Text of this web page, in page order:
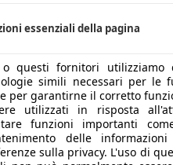
essenziali della pagina
o questi fornitori utilizziamo
simili necessari per le
per garantirne il corretto
utilizzati in risposta
funzioni importanti
delle
sulla privacy. L'uso di
urbano — oppure
offerte.
a guardare con
avvenuto in poco meno
della Model 3,
perimetrale